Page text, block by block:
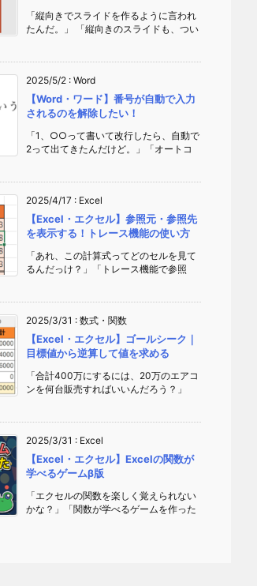
「縦向きでスライドを作るように言われ
たんだ。」 「縦向きのスライドも、つい
2025/5/2 : Word
【Word・ワード】番号が自動で入力
されるのを解除したい！
「1、○○って書いて改行したら、自動で
2って出てきたんだけど。」「オートコ
2025/4/17 : Excel
【Excel・エクセル】参照元・参照先
を表示する！トレース機能の使い方
「あれ、この計算式ってどのセルを見て
るんだっけ？」「トレース機能で参照
2025/3/31 : 数式・関数
【Excel・エクセル】ゴールシーク｜
目標値から逆算して値を求める
「合計400万にするには、20万のエアコ
ンを何台販売すればいいんだろう？」
2025/3/31 : Excel
【Excel・エクセル】Excelの関数が
学べるゲームβ版
「エクセルの関数を楽しく覚えられない
かな？」「関数が学べるゲームを作った